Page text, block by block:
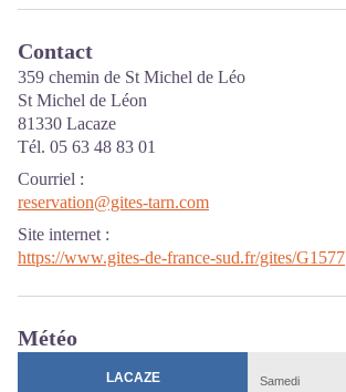
Contact
359 chemin de St Michel de Léo
St Michel de Léon
81330 Lacaze
Tél. 05 63 48 83 01
Courriel :
reservation@gites-tarn.com
Site internet :
https://www.gites-de-france-sud.fr/gites/G1577
Météo